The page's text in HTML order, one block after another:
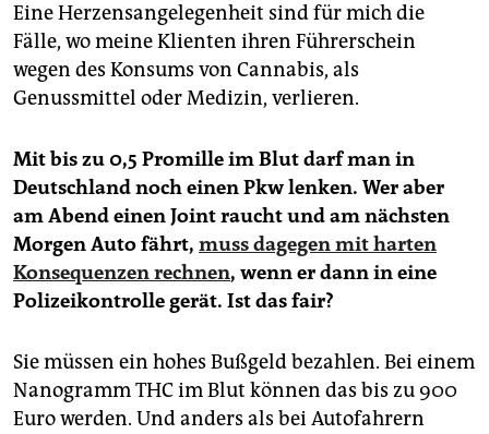
Eine Herzensangelegenheit sind für mich die
Fälle, wo meine Klienten ihren Führerschein
wegen des Konsums von Cannabis, als
Genussmittel oder Medizin, verlieren.
Mit bis zu 0,5 Promille im Blut darf man in
Deutschland noch einen Pkw lenken. Wer aber
am Abend einen Joint raucht und am nächsten
Morgen Auto fährt, muss dagegen mit harten
Konsequenzen rechnen, wenn er dann in eine
Polizeikontrolle gerät. Ist das fair?
Sie müssen ein hohes Bußgeld bezahlen. Bei einem
Nanogramm THC im Blut können das bis zu 900
Euro werden. Und anders als bei Autofahrern